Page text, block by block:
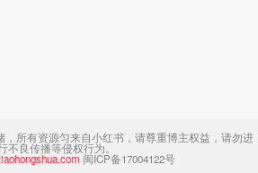
，所有资源匀来自小红书，请尊重博主权益，请勿进
不良传播等侵权行为。
闽ICP备17004122号